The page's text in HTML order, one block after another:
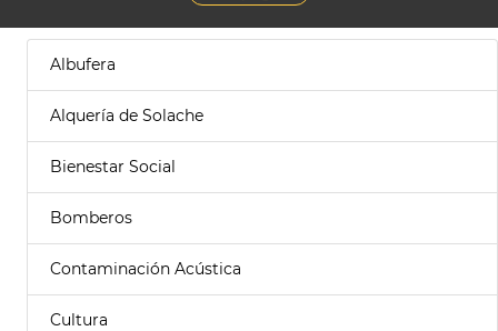
Albufera
Alquería de Solache
Bienestar Social
Bomberos
Contaminación Acústica
Cultura